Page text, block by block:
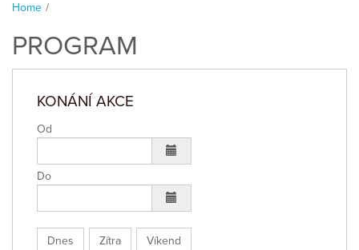
Home /
PROGRAM
KONÁNÍ AKCE
Od
Do
Dnes Zítra Víkend